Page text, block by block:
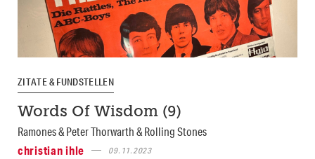
ZITATE & FUNDSTELLEN
Words Of Wisdom (9)
Ramones & Peter Thorwarth & Rolling Stones
christian ihle
09.11.2023